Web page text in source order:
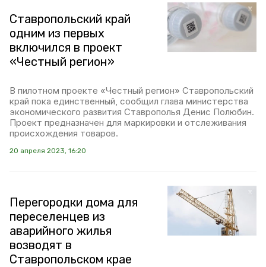
Ставропольский край
одним из первых
включился в проект
«Честный регион»
В пилотном проекте «Честный регион» Ставропольский
край пока единственный, сообщил глава министерства
экономического развития Ставрополья Денис Полюбин.
Проект предназначен для маркировки и отслеживания
происхождения товаров.
20 апреля 2023, 16:20
Перегородки дома для
переселенцев из
аварийного жилья
возводят в
Ставропольском крае